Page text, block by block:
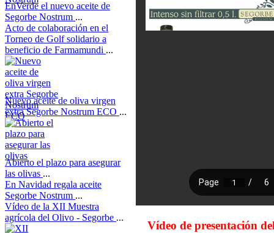
EnVerde el nuevo aceite de
Segorbe Nostrum ...
Acto de colaboración en el
Torneo de Golf solidario a
beneficio de Farmamundi ...
Nuevo aceite de oliva virgen
extra Segorbe Nostrum ECO ...
Abierto el plazo para asegurar
las olivas ...
En Navidad regala aceite
Segorbe Nostrum ...
Vídeo de la XII Muestra
agrícola del Olivo - Segorbe ...
Vídeo de presentación